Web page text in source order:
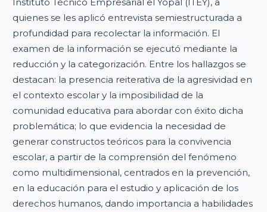
quienes se les aplicó entrevista semiestructurada a
profundidad para recolectar la información. El
examen de la información se ejecutó mediante la
reducción y la categorización. Entre los hallazgos se
destacan: la presencia reiterativa de la agresividad en
el contexto escolar y la imposibilidad de la
comunidad educativa para abordar con éxito dicha
problemática; lo que evidencia la necesidad de
generar constructos teóricos para la convivencia
escolar, a partir de la comprensión del fenómeno
como multidimensional, centrados en la prevención,
en la educación para el estudio y aplicación de los
derechos humanos, dando importancia a habilidades